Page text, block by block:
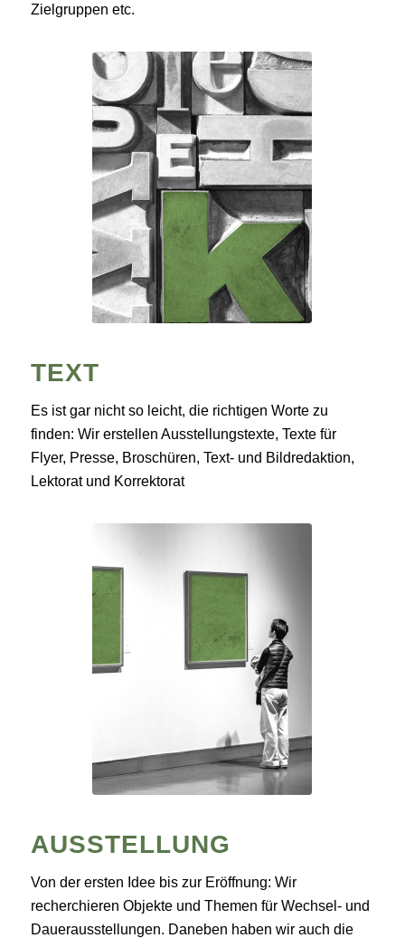
Zielgruppen etc.
TEXT
Es ist gar nicht so leicht, die richtigen Worte zu
finden: Wir erstellen Ausstellungstexte, Texte für
Flyer, Presse, Broschüren, Text- und Bildredaktion,
Lektorat und Korrektorat
AUSSTELLUNG
Von der ersten Idee bis zur Eröffnung: Wir
recherchieren Objekte und Themen für Wechsel- und
Dauerausstellungen. Daneben haben wir auch die